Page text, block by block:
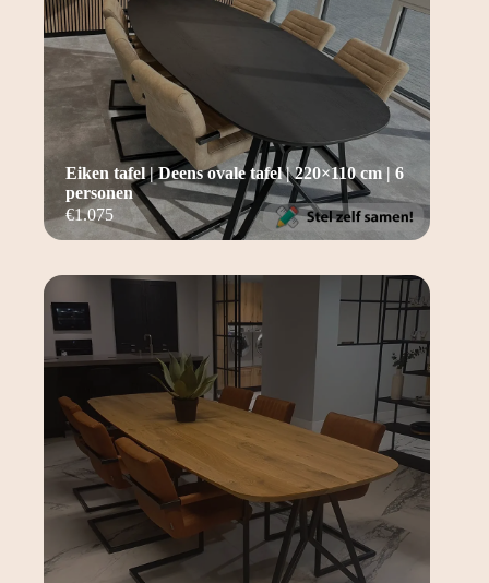
€1.075
Eiken tafel | Deens ovale tafel | 220×110 cm | 6
personen